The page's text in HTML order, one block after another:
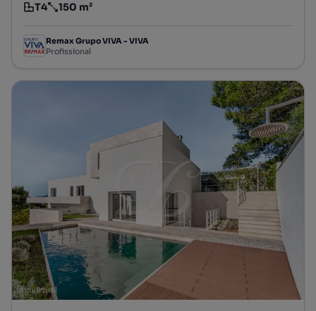
Tipologia
T4
Preço por metro quadrado
150 m²
Remax Grupo VIVA - VIVA
Profissional